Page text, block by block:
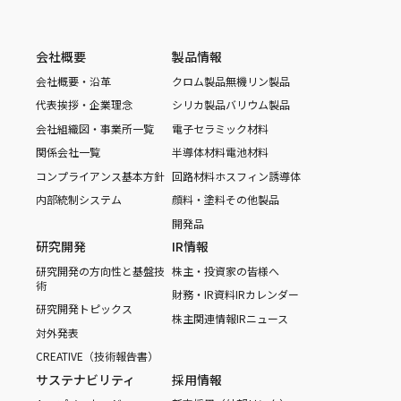
会社概要
会社概要・沿革
代表挨拶・企業理念
会社組織図・事業所一覧
関係会社一覧
コンプライアンス基本方針
内部統制システム
製品情報
クロム製品無機リン製品
シリカ製品バリウム製品
電子セラミック材料
半導体材料電池材料
回路材料ホスフィン誘導体
顔料・塗料その他製品
開発品
研究開発
研究開発の方向性と基盤技
術
研究開発トピックス
対外発表
CREATIVE（技術報告書）
IR情報
株主・投資家の皆様へ
財務・IR資料IRカレンダー
株主関連情報IRニュース
サステナビリティ 採用情報